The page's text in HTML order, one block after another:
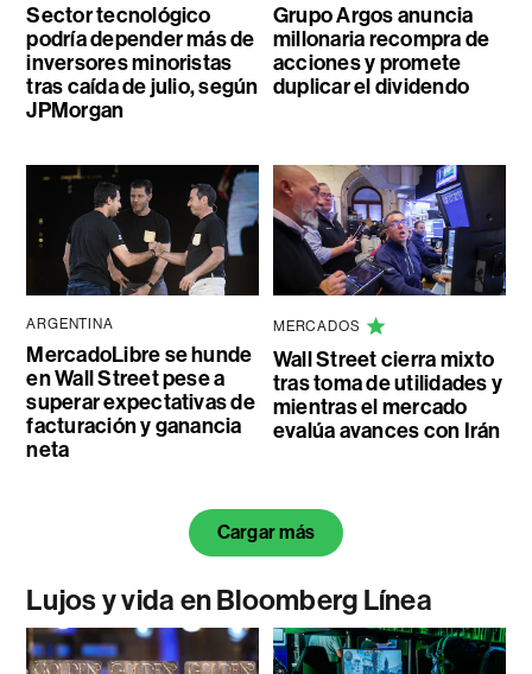
Sector tecnológico
podría depender más de
inversores minoristas
tras caída de julio, según
JPMorgan
Grupo Argos anuncia
millonaria recompra de
acciones y promete
duplicar el dividendo
ARGENTINA
MercadoLibre se hunde
en Wall Street pese a
superar expectativas de
facturación y ganancia
neta
MERCADOS
Wall Street cierra mixto
tras toma de utilidades y
mientras el mercado
evalúa avances con Irán
Cargar más
Lujos y vida en Bloomberg Línea